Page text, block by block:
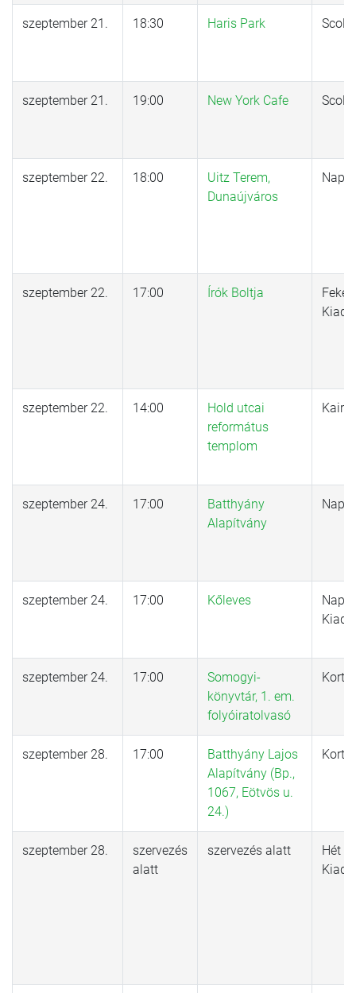
szeptember 21. 18:30 Haris Park
szeptember 21. 19:00 New York Cafe
szeptember 22. 18:00
Uitz Terem,
Dunaújváros
szeptember 22. 17:00 Írók Boltja
Kiadó
szeptember 22. 14:00
Hold utcai
református
templom
szeptember 24. 17:00
Batthyány
Alapítvány
Nap
szeptember 24. 17:00 Kőleves
Kiadó
szeptember 24. 17:00
Somogyi-
könyvtár, 1. em.
folyóiratolvasó
szeptember 28. 17:00
Batthyány Lajos
Alapítvány (Bp.,
1067, Eötvös u.
24.)
szeptember 28.
szervezés
alatt
szervezés alatt
Hét
Kiadó